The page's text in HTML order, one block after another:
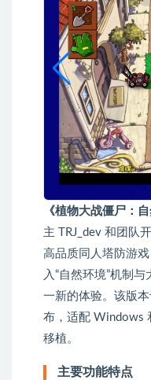
《植物大战僵尸：
主 TRJ_dev 和团队
高品质同人塔防游
入“自然环境”机制
一新的体验。该版
布，适配 Windows
移植。
主要功能特点